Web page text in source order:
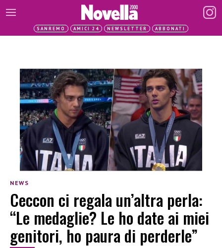
SANREMO AMICI 24 NEWSLETTER ABBONATI
NEWS
Ceccon ci regala un’altra perla:
“Le medaglie? Le ho date ai miei
genitori, ho paura di perderle”